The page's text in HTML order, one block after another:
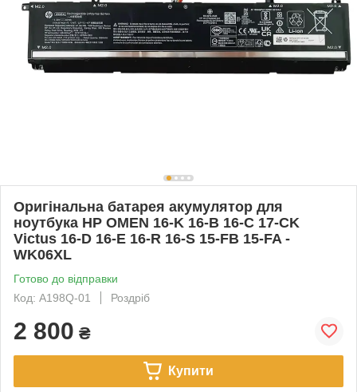
Оригінальна батарея акумулятор для
ноутбука HP OMEN 16-K 16-B 16-C 17-CK
Victus 16-D 16-E 16-R 16-S 15-FB 15-FA -
WK06XL
Готово до відправки
Код: A198Q-01
Роздріб
2 800 ₴
Купити